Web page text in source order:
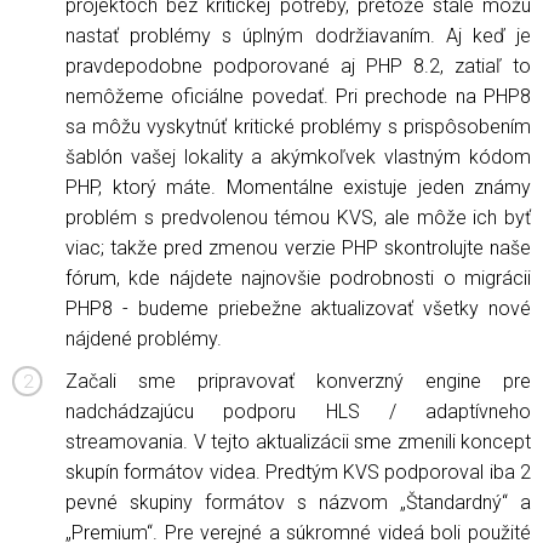
projektoch bez kritickej potreby, pretože stále môžu
nastať problémy s úplným dodržiavaním. Aj keď je
pravdepodobne podporované aj PHP 8.2, zatiaľ to
nemôžeme oficiálne povedať. Pri prechode na PHP8
sa môžu vyskytnúť kritické problémy s prispôsobením
šablón vašej lokality a akýmkoľvek vlastným kódom
PHP, ktorý máte. Momentálne existuje jeden známy
problém s predvolenou témou KVS, ale môže ich byť
viac; takže pred zmenou verzie PHP skontrolujte naše
fórum, kde nájdete najnovšie podrobnosti o migrácii
PHP8 - budeme priebežne aktualizovať všetky nové
nájdené problémy.
Začali sme pripravovať konverzný engine pre
nadchádzajúcu podporu HLS / adaptívneho
streamovania. V tejto aktualizácii sme zmenili koncept
skupín formátov videa. Predtým KVS podporoval iba 2
pevné skupiny formátov s názvom „Štandardný“ a
„Premium“. Pre verejné a súkromné ​​videá boli použité